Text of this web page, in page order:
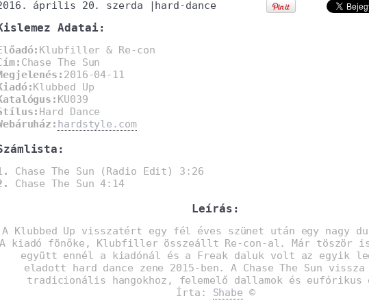
április 20. szerda |hard-dance
Adatai:
Klubfiller & Re-con
Chase The Sun
2016-04-11
Klubbed Up
KU039
Hard Dance
hardstyle.com
Chase The Sun (Radio Edit) 3:26
Chase The Sun 4:14
Leírás:
A Klubbed Up visszatért egy fél éves szünet után egy nagy
A kiadó fönőke, Klubfiller összeállt Re-con-al. Már töször
együtt ennél a kiadónál és a Freak daluk volt az egyik
eladott hard dance zene 2015-ben. A Chase The Sun
tradicionális hangokhoz, felemelő dallamok és eufórikus
Írta: Shabe ©